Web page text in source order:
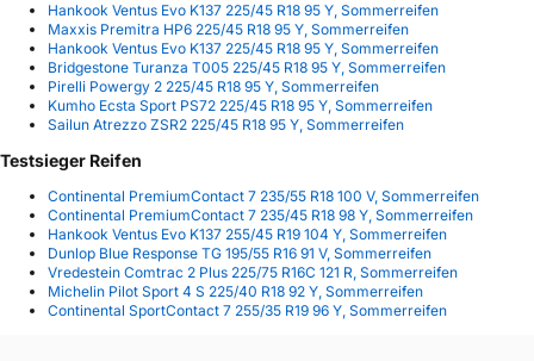
Hankook Ventus Evo K137 225/45 R18 95 Y, Sommerreifen
Maxxis Premitra HP6 225/45 R18 95 Y, Sommerreifen
Hankook Ventus Evo K137 225/45 R18 95 Y, Sommerreifen
Bridgestone Turanza T005 225/45 R18 95 Y, Sommerreifen
Pirelli Powergy 2 225/45 R18 95 Y, Sommerreifen
Kumho Ecsta Sport PS72 225/45 R18 95 Y, Sommerreifen
Sailun Atrezzo ZSR2 225/45 R18 95 Y, Sommerreifen
Testsieger Reifen
Continental PremiumContact 7 235/55 R18 100 V, Sommerreifen
Continental PremiumContact 7 235/45 R18 98 Y, Sommerreifen
Hankook Ventus Evo K137 255/45 R19 104 Y, Sommerreifen
Dunlop Blue Response TG 195/55 R16 91 V, Sommerreifen
Vredestein Comtrac 2 Plus 225/75 R16C 121 R, Sommerreifen
Michelin Pilot Sport 4 S 225/40 R18 92 Y, Sommerreifen
Continental SportContact 7 255/35 R19 96 Y, Sommerreifen